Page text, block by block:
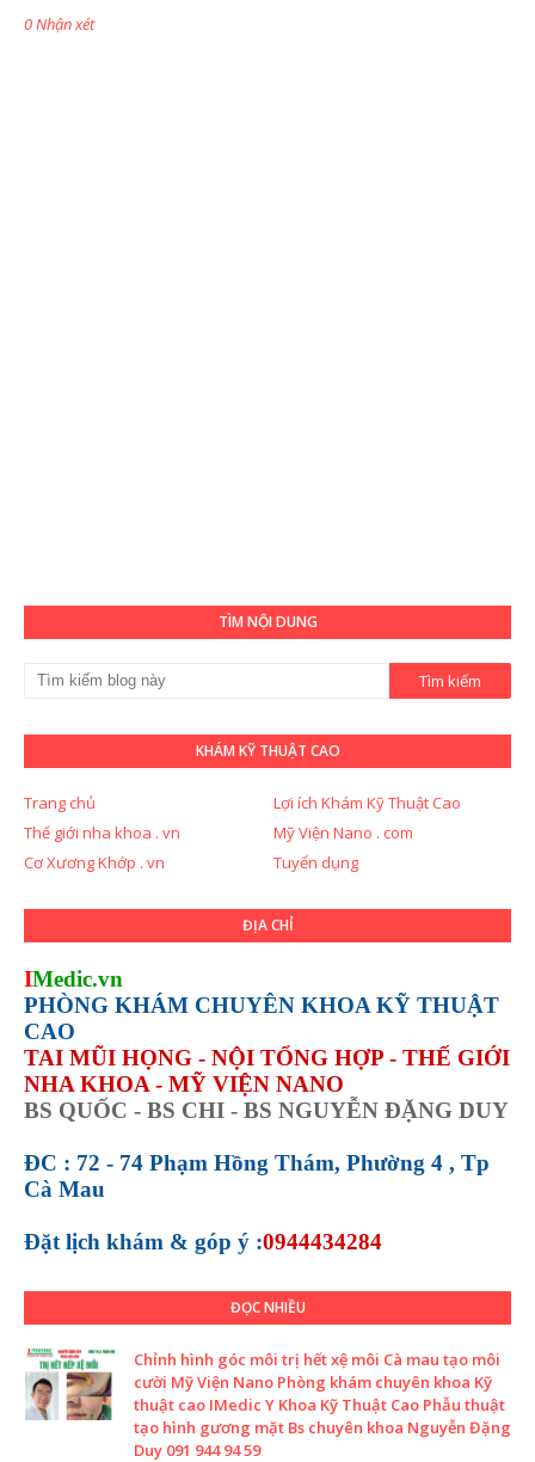
0 Nhận xét
TÌM NỘI DUNG
KHÁM KỸ THUẬT CAO
Trang chủ
Lợi ích Khám Kỹ Thuật Cao
Thế giới nha khoa . vn
Mỹ Viện Nano . com
Cơ Xương Khớp . vn
Tuyển dụng
ĐỊA CHỈ
IMedic.vn
PHÒNG KHÁM CHUYÊN KHOA KỸ THUẬT
CAO
TAI MŨI HỌNG - NỘI TỔNG HỢP - THẾ GIỚI
NHA KHOA - MỸ VIỆN NANO
BS QUỐC - BS CHI - BS NGUYỄN ĐẶNG DUY
ĐC : 72 - 74 Phạm Hồng Thám, Phường 4 , Tp
Cà Mau
Đặt lịch khám & góp ý :0944434284
ĐỌC NHIỀU
Chỉnh hình góc môi trị hết xệ môi Cà mau tạo môi
cười Mỹ Viện Nano Phòng khám chuyên khoa Kỹ
thuật cao IMedic Y Khoa Kỹ Thuật Cao Phẫu thuật
tạo hình gương mặt Bs chuyên khoa Nguyễn Đặng
Duy 091 944 94 59